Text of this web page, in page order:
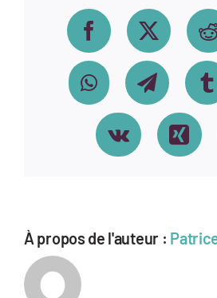
FacebookX
WhatsApp
Vk
À propos de l'auteur :